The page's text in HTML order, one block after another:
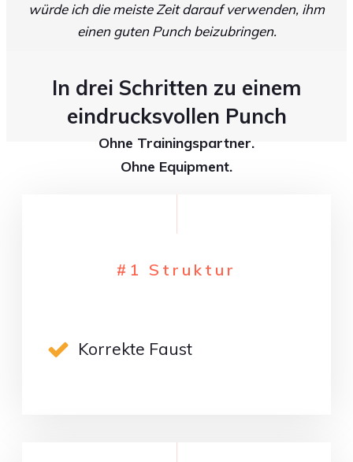
würde ich die meiste Zeit darauf verwenden, ihm
einen guten Punch beizubringen.
In drei Schritten zu einem
eindrucksvollen Punch
Ohne Trainingspartner.
Ohne Equipment.
#1 Struktur
Korrekte Faust